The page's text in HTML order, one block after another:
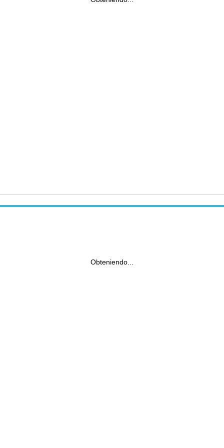
Obteniendo...